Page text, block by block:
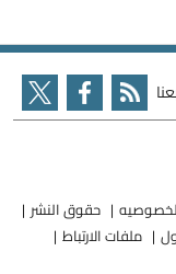
حقوق النشر
ملفات الارتباط